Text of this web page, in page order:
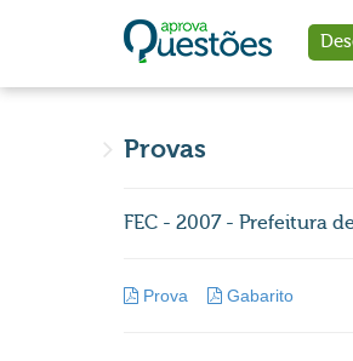
Provas
FEC - 2007 - Prefeitura
Prova Gabarito